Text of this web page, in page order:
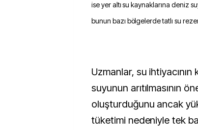
ise yer altı su kaynaklarına deniz
bunun bazı bölgelerde tatlı su
Uzmanlar, su ihtiyacının
suyunun arıtılmasının
oluşturduğunu ancak
tüketimi nedeniyle tek